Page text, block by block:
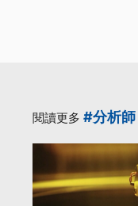
閱讀更多 #分析師